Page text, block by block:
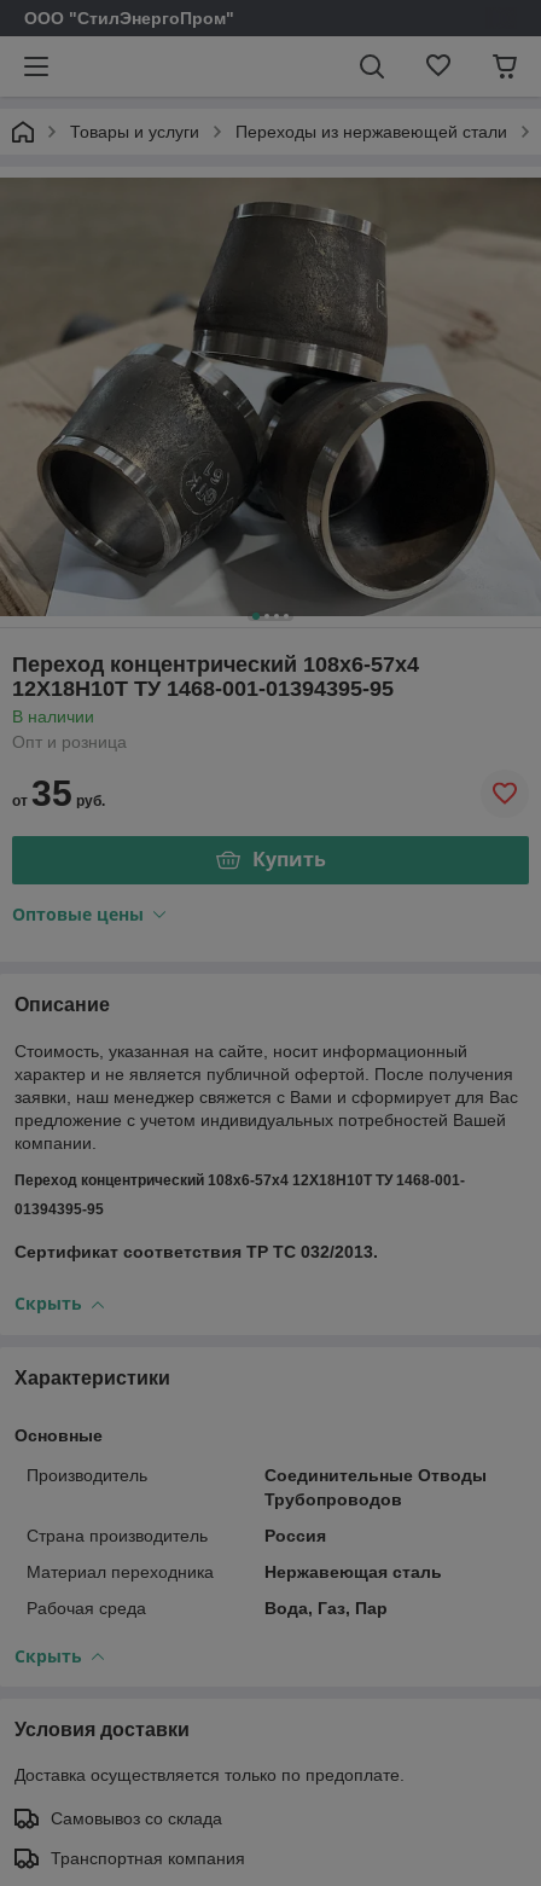
ООО "СтилЭнергоПром"
Товары и услуги Переходы из нержавеющей стали
Переход концентрический 108х6-57х4
12Х18Н10Т ТУ 1468-001-01394395-95
В наличии
Опт и розница
от 35 руб.
Купить
Оптовые цены
Описание
Стоимость, указанная на сайте, носит информационный
характер и не является публичной офертой. После получения
заявки, наш менеджер свяжется с Вами и сформирует для Вас
предложение с учетом индивидуальных потребностей Вашей
компании.
Переход концентрический 108х6-57х4 12Х18Н10Т ТУ 1468-001-
01394395-95
Сертификат соответствия ТР ТС 032/2013.
Скрыть
Характеристики
Основные
Производитель
Соединительные Отводы
Трубопроводов
Страна производитель
Россия
Материал переходника
Нержавеющая сталь
Рабочая среда
Вода, Газ, Пар
Скрыть
Условия доставки
Доставка осуществляется только по предоплате.
Самовывоз со склада
Транспортная компания